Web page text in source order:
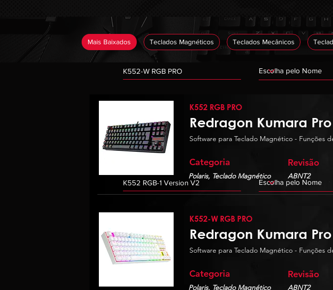
Mais Baixados Teclados Magnéticos Teclados Mecânicos
K552 RGB PRO
Redragon Kumara Pro
Software para Teclado Magnético - Funções
Categoria
Polaris, Teclado Magnético
Revisão
ABNT2
K552-W RGB PRO
Redragon Kumara
Software para Teclado Magnético - Funções
Categoria
Polaris, Teclado Magnético
Revisão
ABNT2